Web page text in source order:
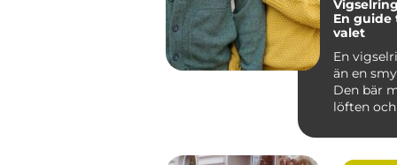
En guide
valet
En
än en
Den bär
löften